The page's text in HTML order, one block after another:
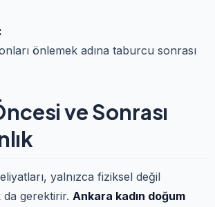
önlemek adına taburcu sonrası
ve Sonrası
yalnızca fiziksel değil
da gerektirir. Ankara kadın doğum